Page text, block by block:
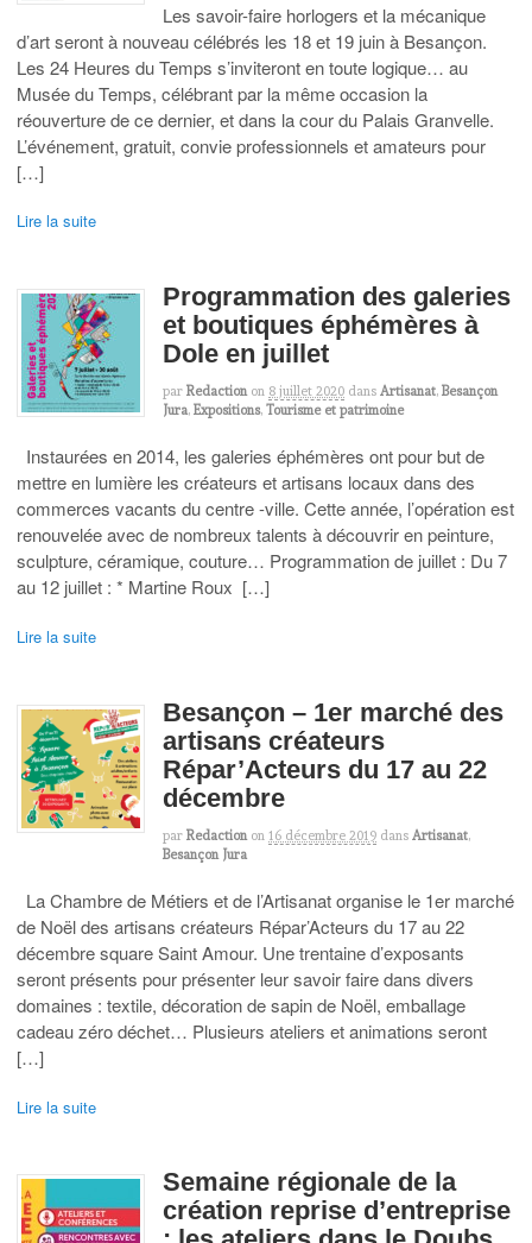
Les savoir-faire horlogers et la mécanique
d’art seront à nouveau célébrés les 18 et 19 juin à Besançon.
Les 24 Heures du Temps s’inviteront en toute logique… au
Musée du Temps, célébrant par la même occasion la
réouverture de ce dernier, et dans la cour du Palais Granvelle.
L’événement, gratuit, convie professionnels et amateurs pour
[…]
Lire la suite
Programmation des galeries
et boutiques éphémères à
Dole en juillet
par Redaction on 8 juillet 2020 dans Artisanat, Besançon
Jura, Expositions, Tourisme et patrimoine
Instaurées en 2014, les galeries éphémères ont pour but de
mettre en lumière les créateurs et artisans locaux dans des
commerces vacants du centre -ville. Cette année, l’opération est
renouvelée avec de nombreux talents à découvrir en peinture,
sculpture, céramique, couture… Programmation de juillet : Du 7
au 12 juillet : * Martine Roux […]
Lire la suite
Besançon – 1er marché des
artisans créateurs
Répar’Acteurs du 17 au 22
décembre
par Redaction on 16 décembre 2019 dans Artisanat,
Besançon Jura
La Chambre de Métiers et de l’Artisanat organise le 1er marché
de Noël des artisans créateurs Répar’Acteurs du 17 au 22
décembre square Saint Amour. Une trentaine d’exposants
seront présents pour présenter leur savoir faire dans divers
domaines : textile, décoration de sapin de Noël, emballage
cadeau zéro déchet… Plusieurs ateliers et animations seront
[…]
Lire la suite
Semaine régionale de la
création reprise d’entreprise